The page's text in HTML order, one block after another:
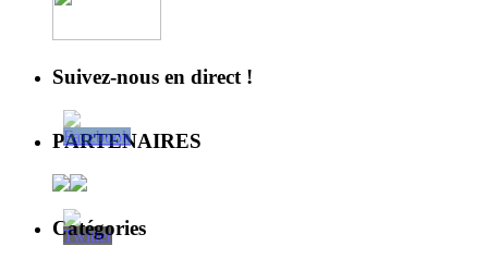
Suivez-nous en direct !
PARTENAIRES
Catégories